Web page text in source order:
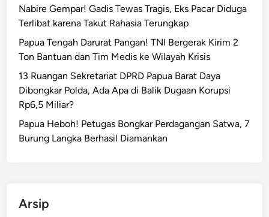
B
u
n
d
P
A
U
D
S
a
Nabire Gempar! Gadis Tewas Tragis, Eks Pacar Diduga
Terlibat karena Takut Rahasia Terungkap
Papua Tengah Darurat Pangan! TNI Bergerak Kirim 2
Ton Bantuan dan Tim Medis ke Wilayah Krisis
13 Ruangan Sekretariat DPRD Papua Barat Daya
Dibongkar Polda, Ada Apa di Balik Dugaan Korupsi
Rp6,5 Miliar?
Papua Heboh! Petugas Bongkar Perdagangan Satwa, 7
Burung Langka Berhasil Diamankan
Arsip